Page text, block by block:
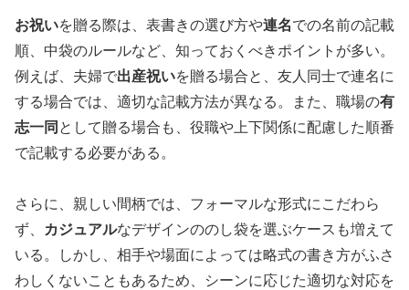
お祝いを贈る際は、表書きの選び方や連名での名前の記載
順、中袋のルールなど、知っておくべきポイントが多い。
例えば、夫婦で出産祝いを贈る場合と、友人同士で連名に
する場合では、適切な記載方法が異なる。また、職場の有
志一同 として贈る場合も、役職や上下関係に配慮した順番
で記載する必要がある。
さらに、親しい間柄では、フォーマルな形式にこだわら
ず、
カジュアルなデザインののし袋を選ぶケースも増えて
いる。しかし、相手や場面によっては略式の書き方がふさ
わしくないこともあるため、シーンに応じた適切な対応を